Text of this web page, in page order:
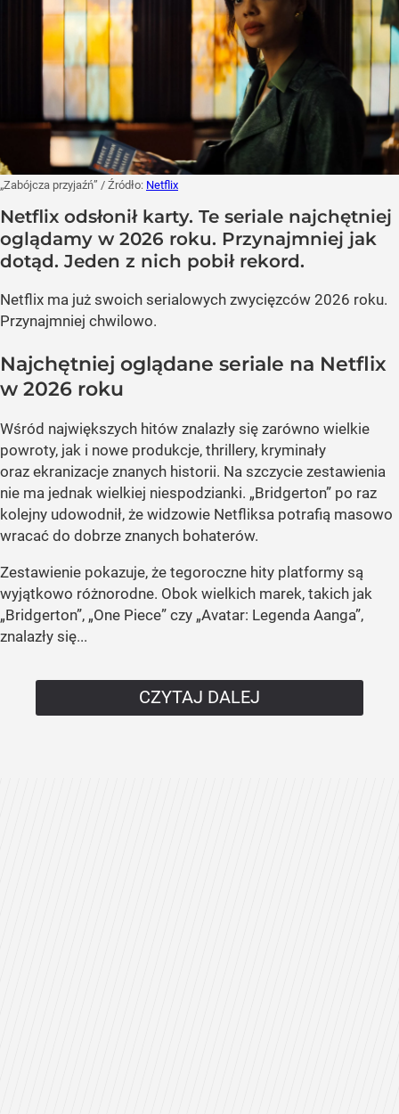
„Zabójcza przyjaźń” / Źródło: Netflix
Netflix odsłonił karty. Te seriale najchętniej
oglądamy w 2026 roku. Przynajmniej jak
dotąd. Jeden z nich pobił rekord.
Netflix ma już swoich serialowych zwycięzców 2026 roku.
Przynajmniej chwilowo.
Najchętniej oglądane seriale na Netflix
w 2026 roku
Wśród największych hitów znalazły się zarówno wielkie
powroty, jak i nowe produkcje, thrillery, kryminały
oraz ekranizacje znanych historii. Na szczycie zestawienia
nie ma jednak wielkiej niespodzianki. „Bridgerton” po raz
kolejny udowodnił, że widzowie Netfliksa potrafią masowo
wracać do dobrze znanych bohaterów.
Zestawienie pokazuje, że tegoroczne hity platformy są
wyjątkowo różnorodne. Obok wielkich marek, takich jak
„Bridgerton”, „One Piece” czy „Avatar: Legenda Aanga”,
znalazły się...
CZYTAJ DALEJ